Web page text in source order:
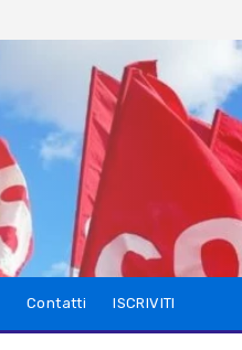
Contatti ISCRIVITI